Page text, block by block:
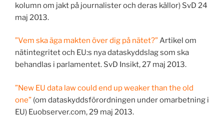
kolumn om jakt på journalister och deras källor) SvD 24
maj 2013.
”Vem ska äga makten över dig på nätet?”Artikel om
nätintegritet och EU:s nya dataskyddslag som ska
behandlas i parlamentet. SvD Insikt, 27 maj 2013.
”New EU data law could end up weaker than the old
one” (om dataskyddsförordningen under omarbetning i
EU) Euobserver.com, 29 maj 2013.